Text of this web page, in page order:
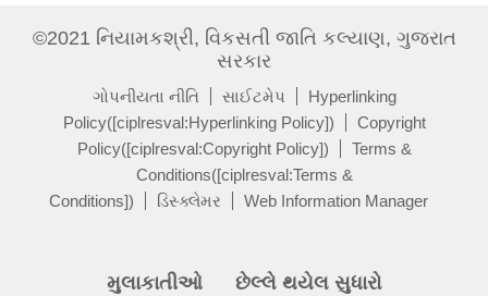
©2021 નિયામકશ્રી, વિકસતી જાતિ કલ્યાણ, ગુજરાત
સરકાર
ગોપનીયતા નીતિ સાઈટમેપ
Hyperlinking
Policy([ciplresval:Hyperlinking Policy])
Copyright
Policy([ciplresval:Copyright Policy])
Terms &
Conditions([ciplresval:Terms &
Conditions])
ડિસ્ક્લેમર Web Information Manager
મુલાકાતીઓ
છેલ્લે થયેલ સુધારો